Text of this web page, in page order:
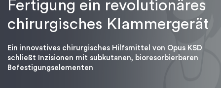
Fertigung ein revolutionäres
chirurgisches Klammergerät
Ein innovatives chirurgisches Hilfsmittel von Opus KSD
schließt Inzisionen mit subkutanen, bioresorbierbaren
Befestigungselementen